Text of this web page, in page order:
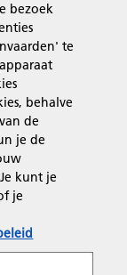
bezoek
te
behalve
de
je de
kunt je
je